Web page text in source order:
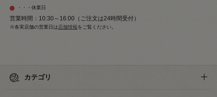
・・・休業日
営業時間：10:30～16:00（ご注文は24時間受付）
※各実店舗の営業日は店舗情報をご覧ください。
カテゴリ